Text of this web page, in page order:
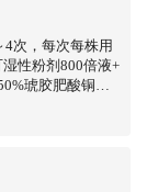
次，每次每株用
性粉剂800倍液+
琥胶肥酸铜（D